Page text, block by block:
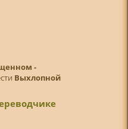
-
Выхлопной